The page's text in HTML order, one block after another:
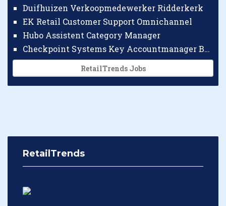
Duifhuizen Verkoopmedewerker Ridderkerk
EK Retail Customer Support Omnichannel
Hubo Assistent Category Manager
Checkpoint Systems Key Accountmanager Benelux
RetailTrends Jobs
RetailTrends